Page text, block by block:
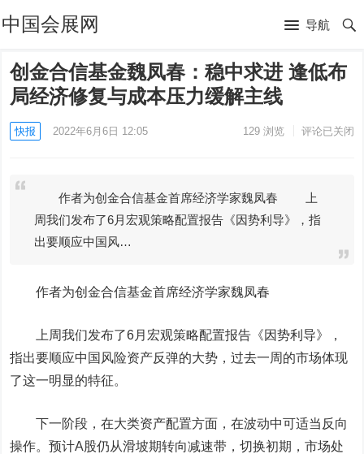
中国会展网 导航
创金合信基金魏凤春：稳中求进 逢低布
局经济修复与成本压力缓解主线
快报 2022年6月6日 12:05 129浏览 评论已关闭
作者为创金合信基金首席经济学家魏凤春 上
周我们发布了6月宏观策略配置报告《因势利导》，指
出要顺应中国风…
作者为创金合信基金首席经济学家魏凤春
上周我们发布了6月宏观策略配置报告《因势利导》，
指出要顺应中国风险资产反弹的大势，过去一周的市场体现
了这一明显的特征。
下一阶段，在大类资产配置方面，在波动中可适当反向
操作。预计A股仍从滑坡期转向减速带，切换初期，市场处